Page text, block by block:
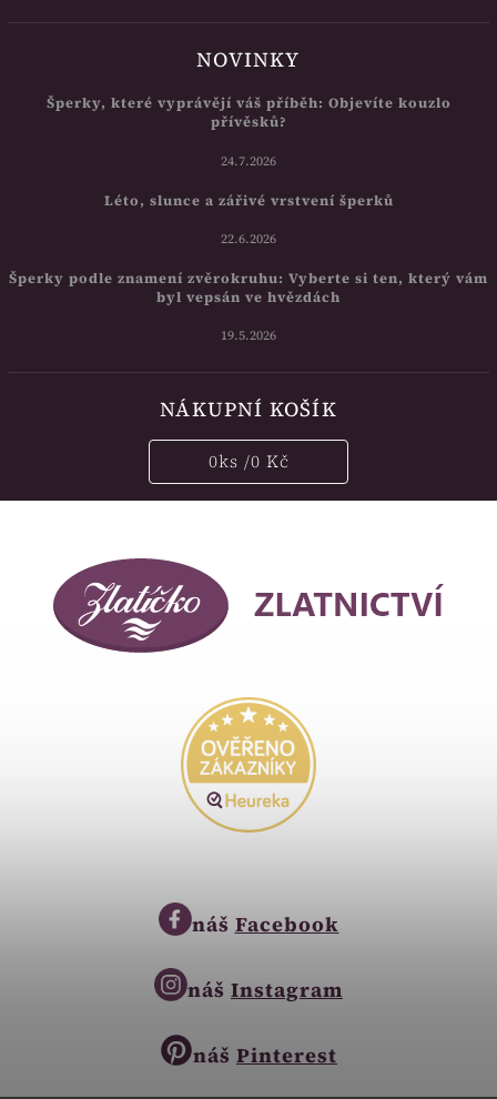
NOVINKY
Šperky, které vyprávějí váš příběh: Objevíte kouzlo
přívěsků?
24.7.2026
Léto, slunce a zářivé vrstvení šperků
22.6.2026
Šperky podle znamení zvěrokruhu: Vyberte si ten, který vám
byl vepsán ve hvězdách
19.5.2026
NÁKUPNÍ KOŠÍK
0ks /0 Kč
náš Facebook
náš Instagram
náš Pinterest